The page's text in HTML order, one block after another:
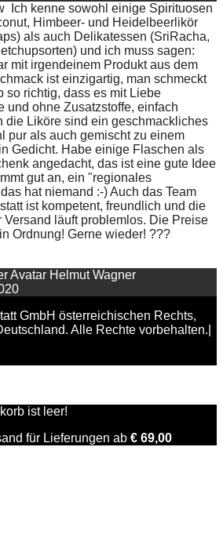
Ich kenne sowohl einige Spirituosen
Himbeer- und Heidelbeerlikör
als auch Delikatessen (SriRacha,
und ich muss sagen:
mit irgendeinem Produkt aus dem
ist einzigartig, man schmeckt
so richtig, dass es mit Liebe
und ohne Zusatzstoffe, einfach
die Liköre sind ein geschmackliches
pur als auch gemischt zu einem
Gedicht. Habe einige Flaschen als
angedacht, das ist eine gute Idee
gut an, ein "regionales
hat niemand :-) Auch das Team
ist kompetent, freundlich und die
Versand läuft problemlos. Die Preise
Ordnung! Gerne wieder! ???
Helmut Wagner
GmbH österreichischen Rechts,
Alle Rechte vorbehalten.|
ist leer!
für Lieferungen ab € 69,00